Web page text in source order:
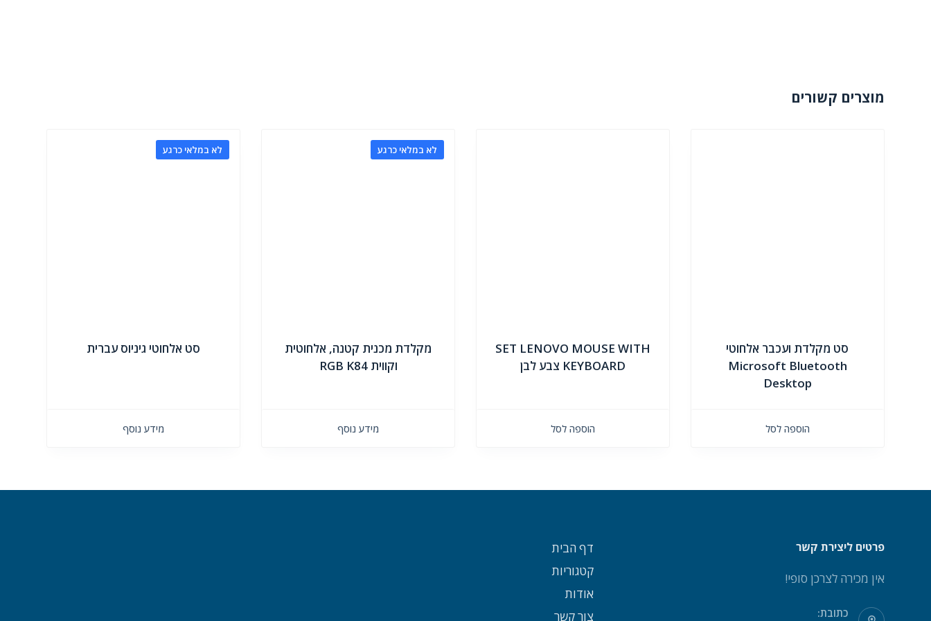
מוצרים קשורים
סט מקלדת ועכבר אלחוטי
Microsoft Bluetooth
Desktop
הוספה לסל
SET LENOVO MOUSE WITH
KEYBOARD צבע לבן
הוספה לסל
לא במלאי כרגע
מקלדת מכנית קטנה, אלחוטית
וקווית RGB K84
מידע נוסף
לא במלאי כרגע
סט אלחוטי גיניוס עברית
מידע נוסף
פרטים ליצירת קשר
אין מכירה לצרכן סופי!
כתובת:
דף הבית
קטגוריות
אודות
צור קשר